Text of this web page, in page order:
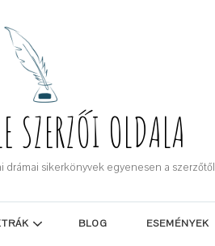
SZERZŐI OLDALA
sikerkönyvek egyenesen a szerzőtől
BLOG ESEMÉNYEK